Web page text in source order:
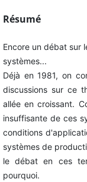
Résumé
Encore un débat sur
systèmes...
Déjà en 1981, on
discussions sur ce
allée en croissant.
insuffisante de ces
conditions
systèmes de
le débat en ces
pourquoi.